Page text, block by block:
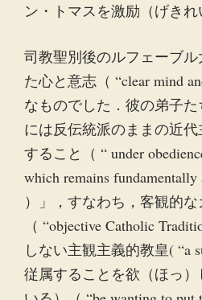
ン・トマスを激励（げきれ
司教聖別後のルフェーブ
た心と意志（ “clear mind
なものでした．彼の弟子
には反伝統派のままの近
すること（ “ under
which remains
）」，すなわち，客観的
（ “objective Catholic
しない主観主義的教皇( “a
従属することを欲（ほっ